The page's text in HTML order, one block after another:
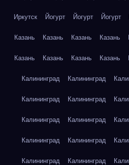
Иркутск Йогурт Йогурт Йогурт
Казань Казань Казань Казань
Казань Казань Казань Казань
Калининград Калининград
Калининград Калининград
Калининград Калининград
Калининград Калининград
Калининград Калининград